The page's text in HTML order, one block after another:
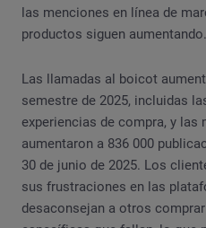
las menciones en línea de
productos siguen aumentando.
Las llamadas al boicot
semestre de 2025, incluidas
experiencias de compra, y las
aumentaron a 836 000
30 de junio de 2025. Los
sus frustraciones en las
desaconsejan a otros